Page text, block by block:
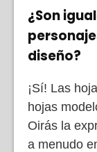
¿Son
diseño?
¡Sí! Las
hojas
Oirás la
a menudo